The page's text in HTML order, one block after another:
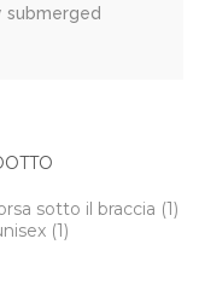
sotto il braccia (1)
(1)